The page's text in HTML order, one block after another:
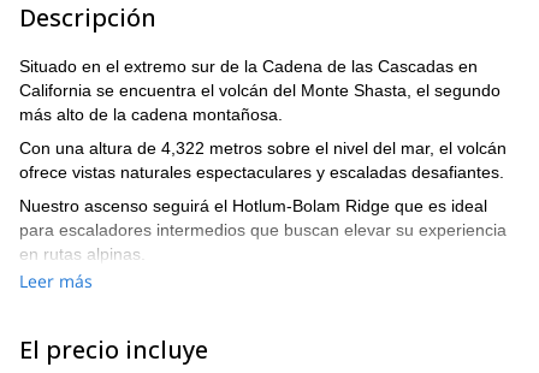
Descripción
Situado en el extremo sur de la Cadena de las Cascadas en
California se encuentra el volcán del Monte Shasta, el segundo
más alto de la cadena montañosa.
Con una altura de 4,322 metros sobre el nivel del mar, el volcán
ofrece vistas naturales espectaculares y escaladas desafiantes.
Nuestro ascenso seguirá el Hotlum-Bolam Ridge que es ideal
para escaladores intermedios que buscan elevar su experiencia
en rutas alpinas.
Ascender a la cumbre te recompensará con vistas de la lejana
Cascadas del Sur.
Leer más
El precio incluye